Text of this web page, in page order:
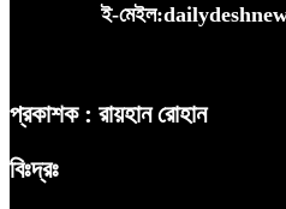
ই-
প্রকাশক : রায়হান রোহান
বিঃদ্রঃ